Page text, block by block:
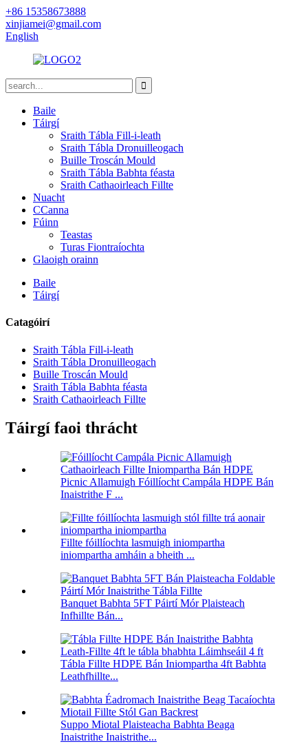
+86 15358673888
xinjiamei@gmail.com
English
Baile
Táirgí
Sraith Tábla Fill-i-leath
Sraith Tábla Dronuilleogach
Buille Troscán Mould
Sraith Tábla Babhta féasta
Sraith Cathaoirleach Fillte
Nuacht
CCanna
Fúinn
Teastas
Turas Fiontraíochta
Glaoigh orainn
Baile
Táirgí
Catagóirí
Sraith Tábla Fill-i-leath
Sraith Tábla Dronuilleogach
Buille Troscán Mould
Sraith Tábla Babhta féasta
Sraith Cathaoirleach Fillte
Táirgí faoi thrácht
Picnic Allamuigh Fóillíocht Campála HDPE Bán
Inaistrithe F ...
Fillte fóillíochta lasmuigh iniompartha
iniompartha amháin a bheith ...
Banquet Babhta 5FT Páirtí Mór Plaisteach
Infhillte Bán...
Tábla Fillte HDPE Bán Iniompartha 4ft Babhta
Leathfhillte...
Suppo Miotal Plaisteacha Babhta Beaga
Inaistrithe Inaistrithe...